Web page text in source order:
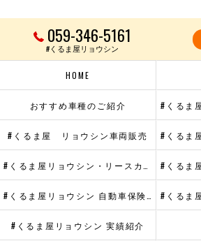
059-346-5161
#くるま屋リョウシン
HOME
おすすめ車種のご紹介
#くるま屋 リョウシン車両販売
#くるま屋リョウシン 実績紹介